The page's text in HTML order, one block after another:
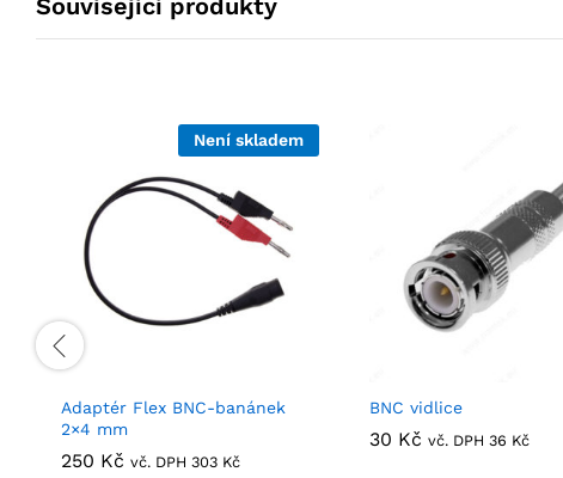
Související produkty
Není skladem
Adaptér Flex BNC-banánek
2×4 mm
250 Kč vč. DPH 303 Kč
250 Kč 303 Kč
BNC vidlice
30 Kč vč. DPH 36 Kč
30 Kč 36 Kč